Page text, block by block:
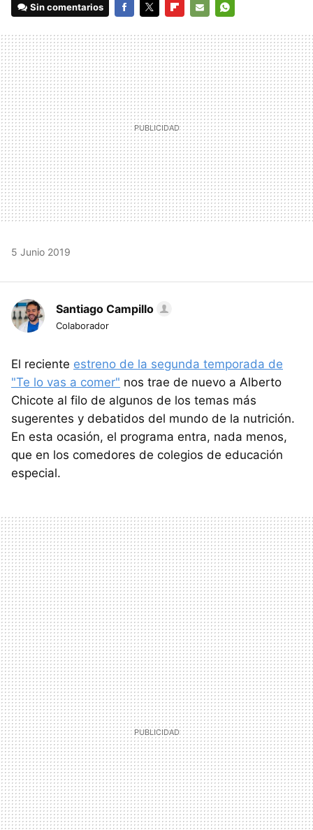
Sin comentarios
MAIL
5 Junio 2019
Santiago Campillo
Colaborador
El reciente estreno de la segunda temporada de
"Te lo vas a comer" nos trae de nuevo a Alberto
Chicote al filo de algunos de los temas más
sugerentes y debatidos del mundo de la nutrición.
En esta ocasión, el programa entra, nada menos,
que en los comedores de colegios de educación
especial.